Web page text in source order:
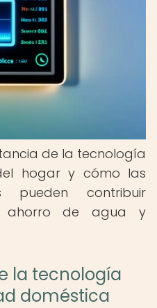
de la tecnología
hogar y cómo las
pueden contribuir
ahorro de agua y
la tecnología
doméstica